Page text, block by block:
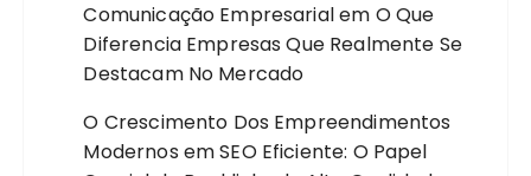
Comunicação Empresarialem O Que
Diferencia Empresas Que Realmente Se
Destacam No Mercado
O Crescimento Dos Empreendimentos
Modernos emSEO Eficiente: O Papel